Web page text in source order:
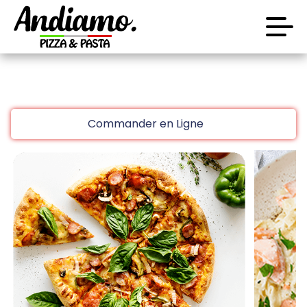
Accueil
Avis
Appelez-nous
C.G.V
Mentions Légales
Mon Compte
Nous Trouver
Commander en Ligne
code promo [PLATINIUM] valable 5 jours
Aujourd’hui 16:30
10 € de réduction à partir de 45 € d’achat sur
www.platinium.fr
code promo [PLATINIUM] valable 5 jours
Aujourd’hui 16:30
Laissez vous tenter!!
10 € de réduction à partir de 45 € d’achat sur
www.platinium.fr
code promo [PLATINIUM] valable 5 jours
Aujourd’hui 16:30